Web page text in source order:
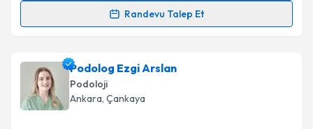
Randevu Talep Et
takvim hazırlandığında e-posta ile bilgilendireceğiz.
E-posta Adresiniz
Podolog Ezgi Arslan
Podoloji
Ankara, Çankaya